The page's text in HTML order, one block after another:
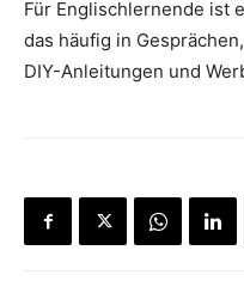
Für Englischlernende ist
das häufig in
DIY-Anleitungen und